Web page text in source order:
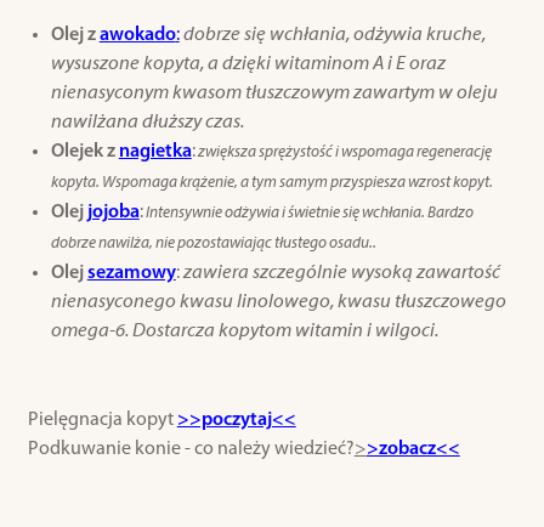
Olej zawokado: dobrze się wchłania, odżywia kruche,
wysuszone kopyta, a dzięki witaminom A i E oraz
nienasyconym kwasom tłuszczowym zawartym w oleju
nawilżana dłuższy czas.
Olejek z nagietka:zwiększa sprężystość i wspomaga regenerację
kopyta. Wspomaga krążenie, a tym samym przyspiesza wzrost kopyt.
Olej jojoba:Intensywnie odżywia i świetnie się wchłania. Bardzo
dobrze nawilża, nie pozostawiając tłustego osadu..
Olejsezamowy:zawiera szczególnie wysoką zawartość
nienasyconego kwasu linolowego, kwasu tłuszczowego
omega-6. Dostarcza kopytom witamin i wilgoci.
Pielęgnacja kopyt >>poczytaj<<
Podkuwanie konie - co należy wiedzieć?>>zobacz<<